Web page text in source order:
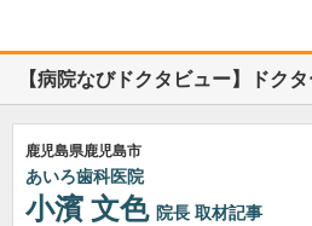
【病院なびドクタビュー】ドク
鹿児島県鹿児島市
あいろ歯科医院
小濱 文色 院長 取材記事